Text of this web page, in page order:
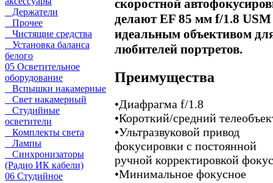
Держатели
Прочее
Чистящие средства
Установка баланса
белого
05 Осветительное
оборудование
Вспышки накамерные
Свет накамерный
Студийные
осветители
Комплекты света
Лампы
Синхронизаторы
(Радио ИК кабели)
06 Студийное
скоростной
делают EF 85 мм f/1.8 USM
идеальным объективом
любителей портретов.
Преимущества
•Диафрагма f/1.8
•Короткий/средний
•Ультразвуковой привод
фокусировки с постоянной
ручной корректировкой
•Минимальное фокусное